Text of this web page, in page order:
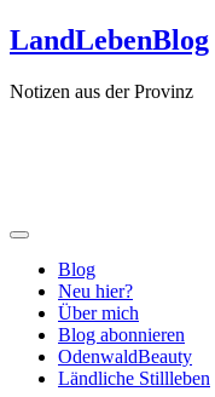
Zum
Inhalt
LandLebenBlog
Notizen aus der Provinz
Blog
Neu hier?
Über mich
Blog abonnieren
OdenwaldBeauty
Ländliche Stillleben